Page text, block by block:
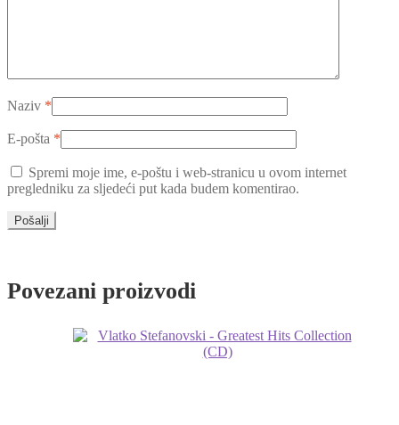
Naziv *
E-pošta *
Spremi moje ime, e-poštu i web-stranicu u ovom internet
pregledniku za sljedeći put kada budem komentirao.
Povezani proizvodi